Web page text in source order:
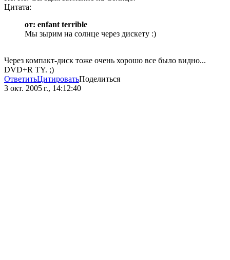
Цитата:
от: enfant terrible
Мы зырим на солнце через дискету :)
Через компакт-диск тоже очень хорошо все было видно...
DVD+R TY. ;)
ОтветитьЦитироватьПоделиться
3 окт. 2005 г., 14:12:40